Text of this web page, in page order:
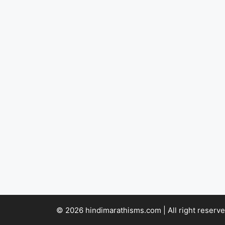
© 2026 hindimarathisms.com | All right